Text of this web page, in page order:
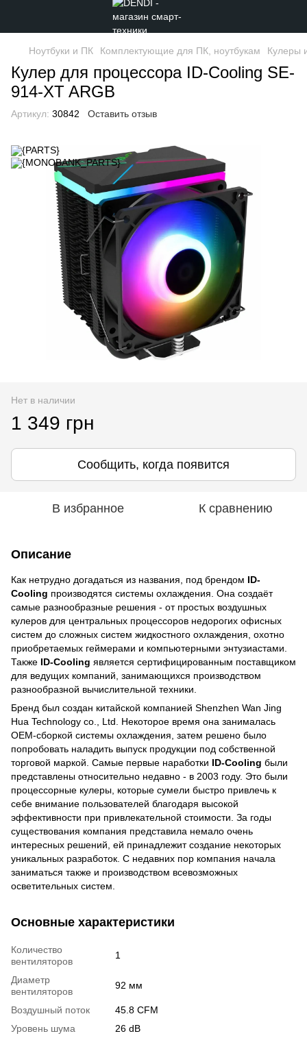
Ноутбуки и ПК Комплектующие для ПК, ноутбукам Кулеры
Кулер для процессора ID-Cooling SE-
914-XT ARGB
Артикул: 30842 Оставить отзыв
Нет в наличии
1 349 грн
Сообщить, когда появится
В избранное К сравнению
Описание
Как нетрудно догадаться из названия, под брендом ID-
Cooling производятся системы охлаждения. Она создаёт
самые разнообразные решения - от простых воздушных
кулеров для центральных процессоров недорогих офисных
систем до сложных систем жидкостного охлаждения, охотно
приобретаемых геймерами и компьютерными энтузиастами.
Также ID-Cooling является сертифицированным поставщиком
для ведущих компаний, занимающихся производством
разнообразной вычислительной техники.
Бренд был создан китайской компанией Shenzhen Wan Jing
Hua Technology co., Ltd. Некоторое время она занималась
OEM-сборкой системы охлаждения, затем решено было
попробовать наладить выпуск продукции под собственной
торговой маркой. Самые первые наработки ID-Cooling были
представлены относительно недавно - в 2003 году. Это были
процессорные кулеры, которые сумели быстро привлечь к
себе внимание пользователей благодаря высокой
эффективности при привлекательной стоимости. За годы
существования компания представила немало очень
интересных решений, ей принадлежит создание некоторых
уникальных разработок. С недавних пор компания начала
заниматься также и производством всевозможных
осветительных систем.
Основные характеристики
Количество
вентиляторов
1
Диаметр
вентиляторов
92 мм
Воздушный поток
45.8 CFM
Уровень шума
26 dB